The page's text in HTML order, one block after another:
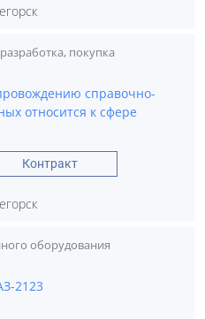
покупка
справочно-
относится к сфере
Контракт
оборудования
2123